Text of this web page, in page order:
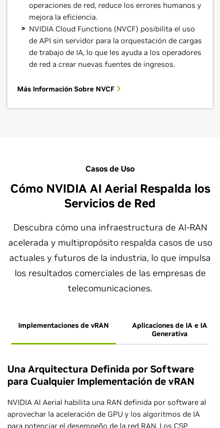
operaciones de red, reduce los errores humanos y
mejora la eficiencia.
NVIDIA Cloud Functions (NVCF) posibilita el uso
de API sin servidor para la orquestación de cargas
de trabajo de IA, lo que les ayuda a los operadores
de red a crear nuevas fuentes de ingresos.
Más Información Sobre NVCF
Casos de Uso
Cómo NVIDIA AI Aerial Respalda los
Servicios de Red
Descubra cómo una infraestructura de AI-RAN
acelerada y multipropósito respalda casos de uso
actuales y futuros de la industria, lo que impulsa
los resultados comerciales de las empresas de
telecomunicaciones.
Implementaciones de vRAN
Aplicaciones de IA e IA
Generativa
Una Arquitectura Definida por Software
para Cualquier Implementación de vRAN
NVIDIA AI Aerial habilita una RAN definida por software al
aprovechar la aceleración de GPU y los algoritmos de IA
para potenciar el desempeño de la red RAN. Los CSP